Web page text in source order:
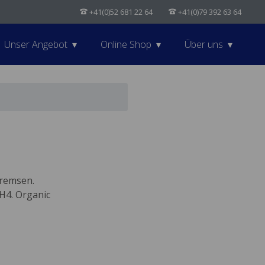
+41(0)52 681 22 64 +41(0)79 392 63 64
Unser Angebot Online Shop Über uns
Organic